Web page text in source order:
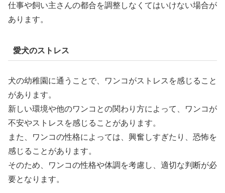
仕事や飼い主さんの都合を調整しなくてはいけない場合が
あります。
愛犬のストレス
犬の幼稚園に通うことで、ワンコがストレスを感じること
があります。
新しい環境や他のワンコとの関わり方によって、ワンコが
不安やストレスを感じることがあります。
また、ワンコの性格によっては、興奮しすぎたり、恐怖を
感じることがあります。
そのため、ワンコの性格や体調を考慮し、適切な判断が必
要となります。